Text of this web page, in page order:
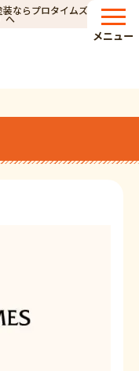
装ならプロタイムズ宮崎北
へ
メニュー